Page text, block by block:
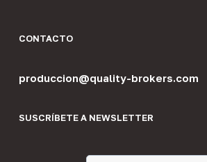
CONTACTO
produccion@quality-brokers.com
SUSCRÍBETE A NEWSLETTER